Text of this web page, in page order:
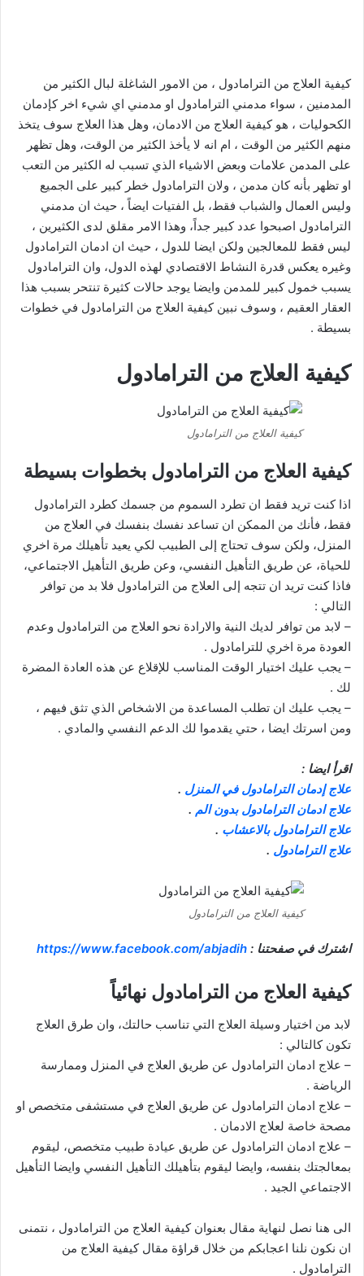
كيفية العلاج من الترامادول ، من الامور الشاغلة لبال الكثير من
المدمنين ، سواء مدمني الترامادول او مدمني اي شيء اخر كإدمان
الكحوليات ، هو كيفية العلاج من الادمان، وهل هذا العلاج سوف يتخذ
منهم الكثير من الوقت ، ام انه لا يأخذ الكثير من الوقت، وهل تظهر
على المدمن علامات وبعض الاشياء الذي تسبب له الكثير من التعب
او تظهر بأنه كان مدمن ، ولان الترامادول خطر كبير على الجميع
وليس العمال والشباب فقط، بل الفتيات ايضاً ، حيث ان مدمني
الترامادول اصبحوا عدد كبير جداً، وهذا الامر مقلق لدى الكثيرين ،
ليس فقط للمعالجين ولكن ايضا للدول ، حيث ان ادمان الترامادول
وغيره يعكس قدرة النشاط الاقتصادي لهذه الدول، وان الترامادول
يسبب خمول كبير للمدمن وايضا يوجد حالات كثيرة تنتحر بسبب هذا
العقار العقيم ، وسوف نبين كيفية العلاج من الترامادول في خطوات
بسيطة .
كيفية العلاج من الترامادول
كيفية العلاج من الترامادول
كيفية العلاج من الترامادول بخطوات بسيطة
اذا كنت تريد فقط ان تطرد السموم من جسمك كطرد الترامادول
فقط، فأنك من الممكن ان تساعد نفسك بنفسك في العلاج من
المنزل، ولكن سوف تحتاج إلى الطبيب لكي يعيد تأهيلك مرة اخري
للحياة، عن طريق التأهيل النفسي، وعن طريق التأهيل الاجتماعي،
فاذا كنت تريد ان تتجه إلى العلاج من الترامادول فلا بد من توافر
التالي :
– لابد من توافر لديك النية والارادة نحو العلاج من الترامادول وعدم
العودة مرة اخري للترامادول .
– يجب عليك اختيار الوقت المناسب للإقلاع عن هذه العادة المضرة
لك .
– يجب عليك ان تطلب المساعدة من الاشخاص الذي تثق فيهم ،
ومن اسرتك ايضا ، حتي يقدموا لك الدعم النفسي والمادي .
اقرأ ايضا :
علاج إدمان الترامادول في المنزل .
علاج ادمان الترامادول بدون الم .
علاج الترامادول بالاعشاب .
علاج الترامادول .
كيفية العلاج من الترامادول
اشترك في صفحتنا : https://www.facebook.com/abjadih
كيفية العلاج من الترامادول نهائياً
لابد من اختيار وسيلة العلاج التي تناسب حالتك، وان طرق العلاج
تكون كالتالي :
– علاج ادمان الترامادول عن طريق العلاج في المنزل وممارسة
الرياضة .
– علاج ادمان الترامادول عن طريق العلاج في مستشفى متخصص او
مصحة خاصة لعلاج الادمان .
– علاج ادمان الترامادول عن طريق عيادة طبيب متخصص، ليقوم
بمعالجتك بنفسه، وايضا ليقوم بتأهيلك التأهيل النفسي وايضا التأهيل
الاجتماعي الجيد .
الى هنا نصل لنهاية مقال بعنوان كيفية العلاج من الترامادول ، نتمنى
ان نكون نلنا اعجابكم من خلال قراؤة مقال كيفية العلاج من
الترامادول .